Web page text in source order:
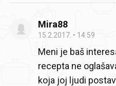
Mira88
15.2.2017. 14:59
Meni je baš
recepta ne
koja joj ljudi